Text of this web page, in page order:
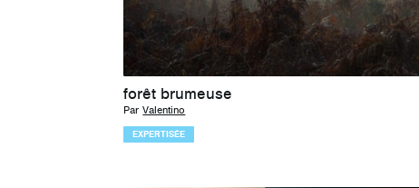
forêt brumeuse
Par Valentino
EXPERTISÉE